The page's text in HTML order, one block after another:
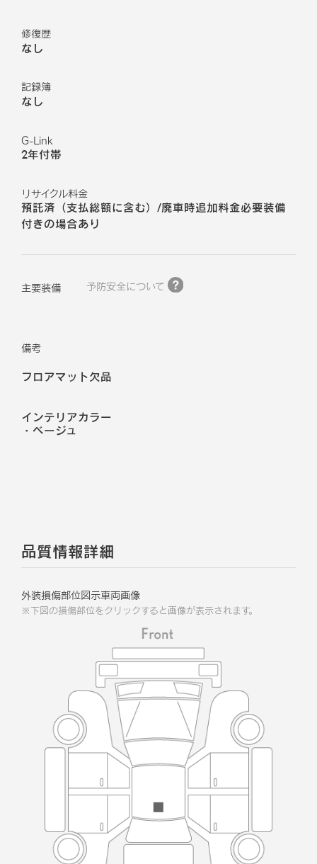
修復歴
なし
記録簿
なし
G-Link
2年付帯
リサイクル料金
預託済（支払総額に含む）/廃車時追加料金必要装備
付きの場合あり
主要装備 予防安全について
備考
フロアマット欠品
インテリアカラー
・ ベージュ
品質情報詳細
外装損傷部位図示車両画像
※下図の損傷部位をクリックすると画像が表示されます。